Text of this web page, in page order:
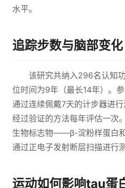
水平。
追踪步数与脑部变化
该研究共纳入296名认知
位时间为9年（最长14年）。
通过连续佩戴7天的计步器进
经过验证的方法每年评估一次
生物标志物——β-淀粉样蛋白和
通过正电子发射断层扫描进行测
运动如何影响tau蛋